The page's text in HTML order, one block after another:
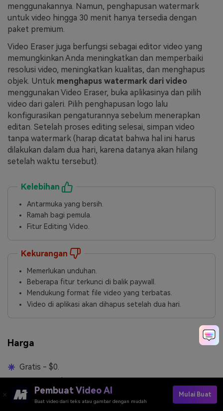
menggunakannya. Namun, penghapusan watermark
untuk video hingga 30 menit hanya tersedia dengan
paket premium.
Video Eraser juga berfungsi sebagai editor video yang
memungkinkan Anda meningkatkan dan memperbaiki
resolusi video, meningkatkan kualitas, dan menghapus
objek. Untuk menghapus watermark dari video
menggunakan Video Eraser, buka aplikasinya dan pilih
video dari galeri. Pilih penghapusan logo lalu
konfigurasikan pengaturannya sebelum menerapkan
editan. Setelah proses editing selesai, simpan video
tanpa watermark (harap dicatat bahwa hal ini harus
dilakukan dalam dua hari, karena datanya akan hilang
setelah waktu tersebut).
Kelebihan
Antarmuka yang bersih.
Ramah bagi pemula.
Fitur Editing Video.
Kekurangan
Memerlukan unduhan.
Beberapa fitur terkunci di balik paywall.
Mendukung format file video yang terbatas.
Video di aplikasi akan dihapus setelah dua hari.
Harga
Gratis - $0.
500 kredit - $7,99.
Pembuat Video AI
Buat video dari teks atau gambar dengan mudah
Mulai Buat